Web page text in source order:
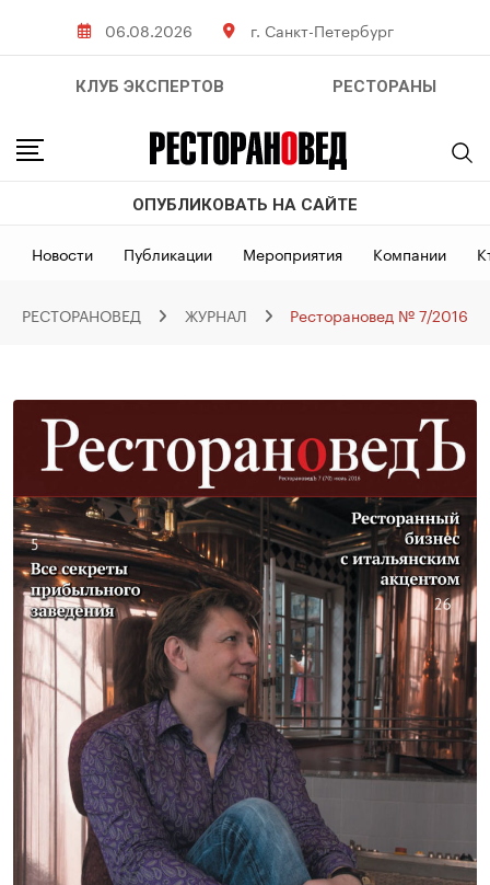
06.08.2026 г. Санкт-Петербург
КЛУБ ЭКСПЕРТОВ РЕСТОРАНЫ
ОПУБЛИКОВАТЬ НА САЙТЕ
Новости Публикации Мероприятия Компании
РЕСТОРАНОВЕД ЖУРНАЛ Ресторановед № 7/2016